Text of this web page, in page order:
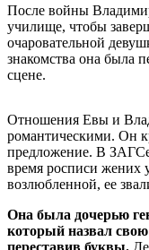
После войны
училище, чтобы
очаровательной
знакомства она была
сцене.
Отношения Евы и
романтическими. Он
предложение. В
время росписи жених
возлюбленной, ее
Она была дочерью
который назвал
переставив буквы.